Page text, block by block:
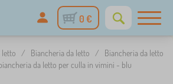
0 €
letto / Biancheria da letto /
Biancheria da letto
da letto per culla in vimini - blu